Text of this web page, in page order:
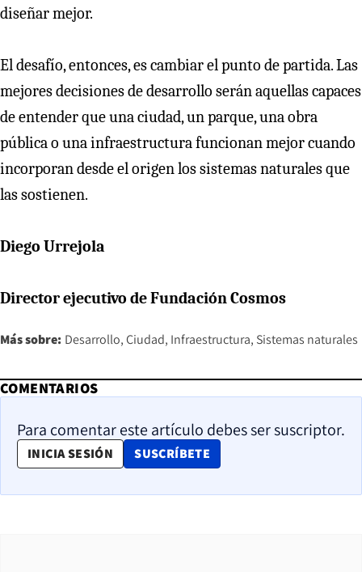
diseñar mejor.
El desafío, entonces, es cambiar el punto de partida. Las
mejores decisiones de desarrollo serán aquellas capaces
de entender que una ciudad, un parque, una obra
pública o una infraestructura funcionan mejor cuando
incorporan desde el origen los sistemas naturales que
las sostienen.
Diego Urrejola
Director ejecutivo de Fundación Cosmos
Más sobre: Desarrollo Ciudad Infraestructura Sistemas naturales
COMENTARIOS
Para comentar este artículo debes ser suscriptor.
INICIA SESIÓN SUSCRÍBETE
OPENS IN NEW WINDOW